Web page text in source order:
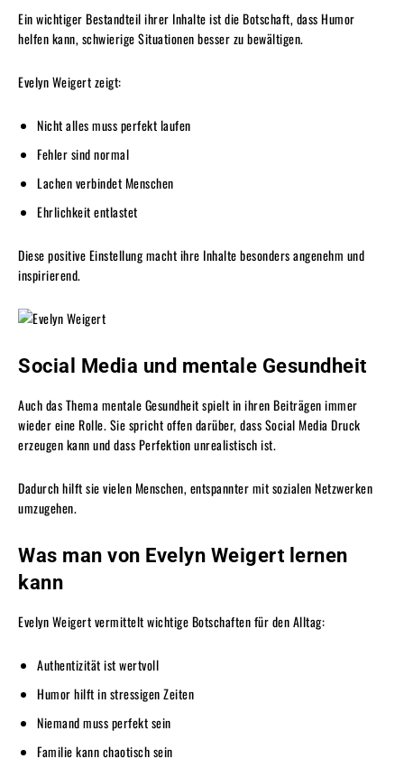
Ein wichtiger Bestandteil ihrer Inhalte ist die Botschaft, dass Humor
helfen kann, schwierige Situationen besser zu bewältigen.
Evelyn Weigert zeigt:
Nicht alles muss perfekt laufen
Fehler sind normal
Lachen verbindet Menschen
Ehrlichkeit entlastet
Diese positive Einstellung macht ihre Inhalte besonders angenehm und
inspirierend.
Social Media und mentale Gesundheit
Auch das Thema mentale Gesundheit spielt in ihren Beiträgen immer
wieder eine Rolle. Sie spricht offen darüber, dass Social Media Druck
erzeugen kann und dass Perfektion unrealistisch ist.
Dadurch hilft sie vielen Menschen, entspannter mit sozialen Netzwerken
umzugehen.
Was man von Evelyn Weigert lernen
kann
Evelyn Weigert vermittelt wichtige Botschaften für den Alltag:
Authentizität ist wertvoll
Humor hilft in stressigen Zeiten
Niemand muss perfekt sein
Familie kann chaotisch sein